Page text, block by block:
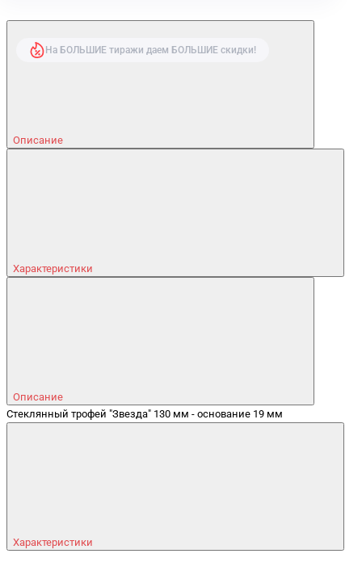
На БОЛЬШИЕ тиражи даем БОЛЬШИЕ скидки!
Описание
Характеристики
Описание
Стеклянный трофей "Звезда" 130 мм - основание 19 мм
Характеристики